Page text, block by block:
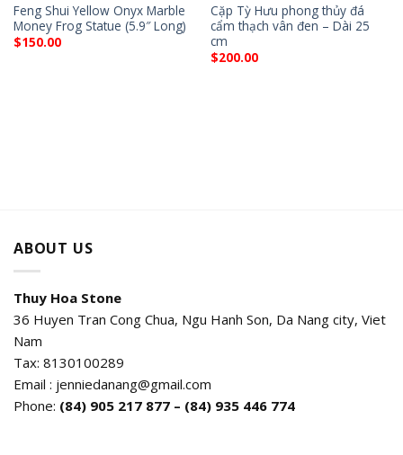
Feng Shui Yellow Onyx Marble
Money Frog Statue (5.9″ Long)
$150.00
Cặp Tỳ Hưu phong thủy đá
cẩm thạch vân đen – Dài 25
cm
$200.00
ABOUT US
Thuy Hoa Stone
36 Huyen Tran Cong Chua, Ngu Hanh Son, Da Nang city, Viet
Nam
Tax: 8130100289
Email : jenniedanang@gmail.com
Phone: (84) 905 217 877 – (84) 935 446 774